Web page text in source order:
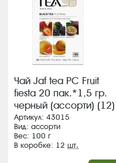
Чай Jaf tea РС Fruit
fiesta 20 пак.*1,5 гр.
черный (ассорти) (12)
(353) ВЛОЖЕНИЕ!!!
Артикул: 43015
Вид: ассорти
Вес: 100 г
В коробке: 12шт.